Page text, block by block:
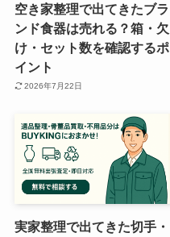
空き家整理で出てきたブラ
ンド食器は売れる？箱・欠
け・セット数を確認するポ
イント
2026年7月22日
実家整理で出てきた切手・